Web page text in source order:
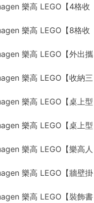
樂高 LEGO【4格收
樂高 LEGO【8格收
樂高 LEGO【外出攜
樂高 LEGO【收納三
樂高 LEGO【桌上型
樂高 LEGO【桌上型
樂高 LEGO【樂高人
樂高 LEGO【牆壁掛
樂高 LEGO【裝飾書